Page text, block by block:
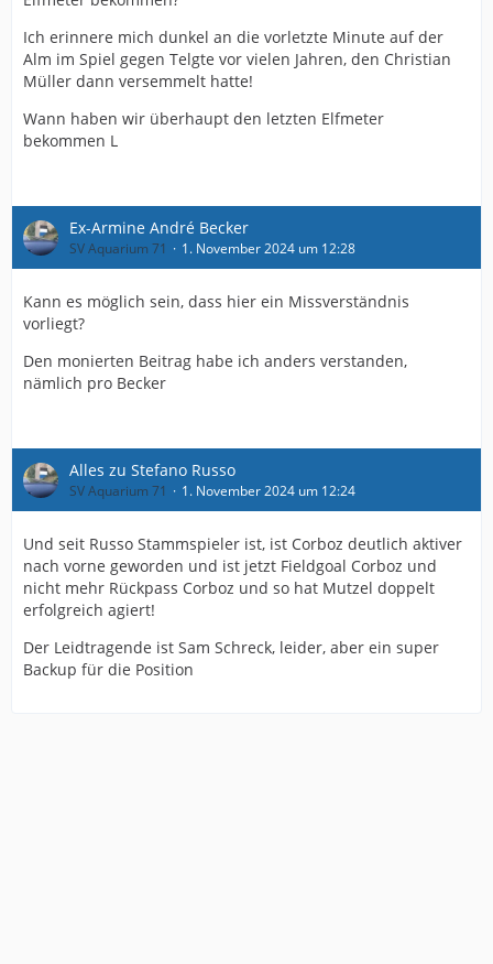
Ich erinnere mich dunkel an die vorletzte Minute auf der
Alm im Spiel gegen Telgte vor vielen Jahren, den Christian
Müller dann versemmelt hatte!
Wann haben wir überhaupt den letzten Elfmeter
bekommen L
Ex-Armine André Becker
SV Aquarium 71 1. November 2024 um 12:28
Kann es möglich sein, dass hier ein Missverständnis
vorliegt?
Den monierten Beitrag habe ich anders verstanden,
nämlich pro Becker
Alles zu Stefano Russo
SV Aquarium 71 1. November 2024 um 12:24
Und seit Russo Stammspieler ist, ist Corboz deutlich aktiver
nach vorne geworden und ist jetzt Fieldgoal Corboz und
nicht mehr Rückpass Corboz und so hat Mutzel doppelt
erfolgreich agiert!
Der Leidtragende ist Sam Schreck, leider, aber ein super
Backup für die Position